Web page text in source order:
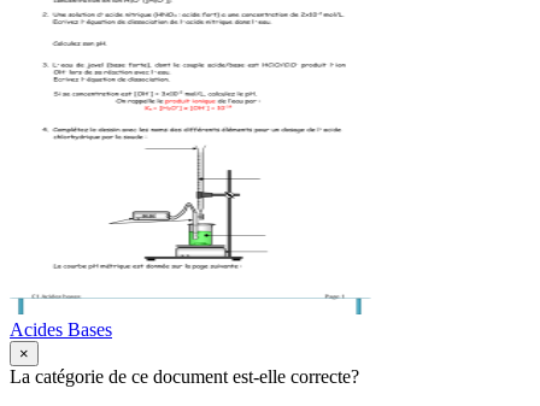
Acides Bases
×
La catégorie de ce document est-elle correcte?